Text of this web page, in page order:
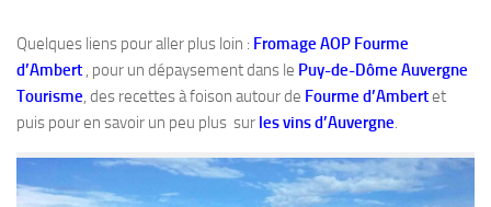
Quelques liens pour aller plus loin : Fromage AOP Fourme
d’Ambert , pour un dépaysement dans le Puy-de-Dôme Auvergne
Tourisme, des recettes à foison autour de Fourme d’Ambertet
puis pour en savoir un peu plus sur les vins d’Auvergne.